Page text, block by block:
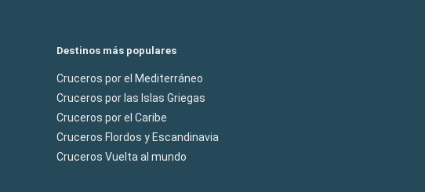
Destinos más populares
Cruceros por el Mediterráneo
Cruceros por las Islas Griegas
Cruceros por el Caribe
Cruceros Flordos y Escandinavia
Cruceros Vuelta al mundo